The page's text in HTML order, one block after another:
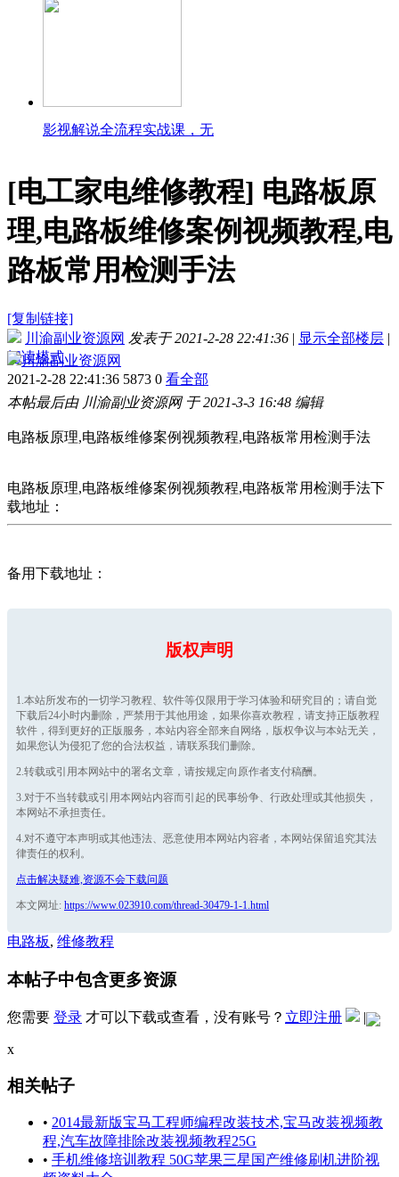
影视解说全流程实战课，无
[电工家电维修教程] 电路板原
理,电路板维修案例视频教程,电
路板常用检测手法
[复制链接]
川渝副业资源网 发表于 2021-2-28 22:41:36 | 显示全部楼层 |
阅读模式
川渝副业资源网
2021-2-28 22:41:36 5873 0 看全部
本帖最后由 川渝副业资源网 于 2021-3-3 16:48 编辑
电路板原理,电路板维修案例视频教程,电路板常用检测手法
电路板原理,电路板维修案例视频教程,电路板常用检测手法下
载地址：
备用下载地址：
版权声明
1.本站所发布的一切学习教程、软件等仅限用于学习体验和研究目的；请自觉
下载后24小时内删除，严禁用于其他用途，如果你喜欢教程，请支持正版教程
软件，得到更好的正版服务，本站内容全部来自网络，版权争议与本站无关，
如果您认为侵犯了您的合法权益，请联系我们删除。
2.转载或引用本网站中的署名文章，请按规定向原作者支付稿酬。
3.对于不当转载或引用本网站内容而引起的民事纷争、行政处理或其他损失，
本网站不承担责任。
4.对不遵守本声明或其他违法、恶意使用本网站内容者，本网站保留追究其法
律责任的权利。
点击解决疑难,资源不会下载问题
本文网址: https://www.023910.com/thread-30479-1-1.html
电路板, 维修教程
本帖子中包含更多资源
您需要 登录 才可以下载或查看，没有账号？ 立即注册 |
x
相关帖子
• 2014最新版宝马工程师编程改装技术,宝马改装视频教
程,汽车故障排除改装视频教程25G
• 手机维修培训教程 50G苹果三星国产维修刷机进阶视